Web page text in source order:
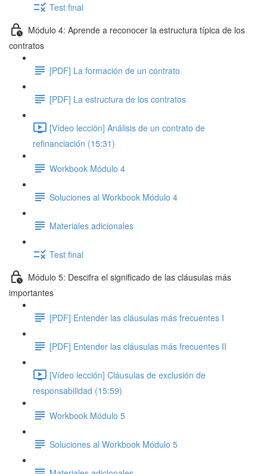
Test final
Módulo 4: Aprende a reconocer la estructura típica de los
contratos
[PDF] La formación de un contrato
[PDF] La estructura de los contratos
[Vídeo lección] Análisis de un contrato de
refinanciación (15:31)
Workbook Módulo 4
Soluciones al Workbook Módulo 4
Materiales adicionales
Test final
Módulo 5: Descifra el significado de las cláusulas más
importantes
[PDF] Entender las cláusulas más frecuentes I
[PDF] Entender las cláusulas más frecuentes II
[Vídeo lección] Cláusulas de exclusión de
responsabilidad (15:59)
Workbook Módulo 5
Soluciones al Workbook Módulo 5